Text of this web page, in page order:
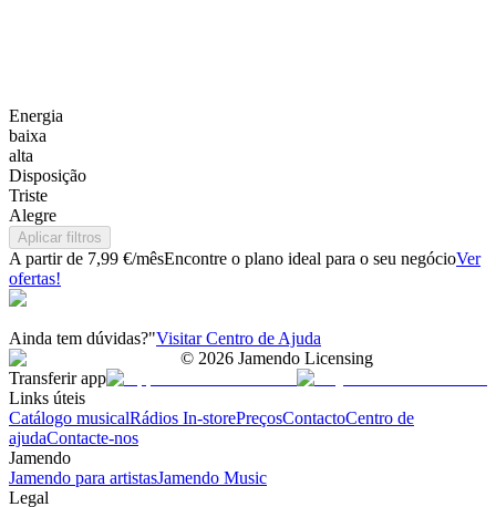
Energia
baixa
alta
Disposição
Triste
Alegre
Aplicar filtros
A partir de 7,99 €/mêsEncontre o plano ideal para o seu negócioVer
ofertas!
Ainda tem dúvidas?"Visitar Centro de Ajuda
© 2026 Jamendo Licensing
Transferir app
Links úteis
Catálogo musicalRádios In-storePreçosContactoCentro de
ajudaContacte-nos
Jamendo
Jamendo para artistasJamendo Music
Legal